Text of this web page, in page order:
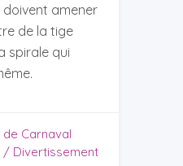
amener
de la tige
spirale qui
de Carnaval
/ Divertissement